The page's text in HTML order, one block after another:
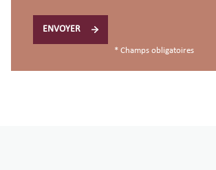
ENVOYER
* Champs obligatoires